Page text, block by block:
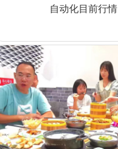
自动化目前行情